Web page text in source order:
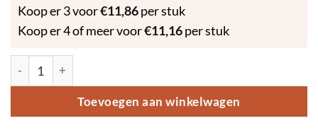
Koop er 3 voor€11,86per stuk
Koop er 4 of meer voor€11,16per stuk
Natuurlijke Deodorant Vanille met Arganolie 50 gram aantal
Toevoegen aan winkelwagen